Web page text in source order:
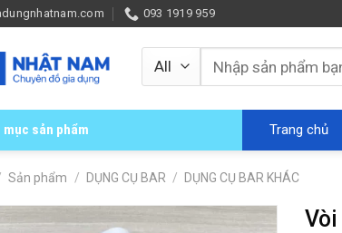
093 1919 959
Tìm
kiếm:
mục sản phẩm Trang chủ
Sản phẩm / DỤNG CỤ BAR / DỤNG CỤ BAR KHÁC